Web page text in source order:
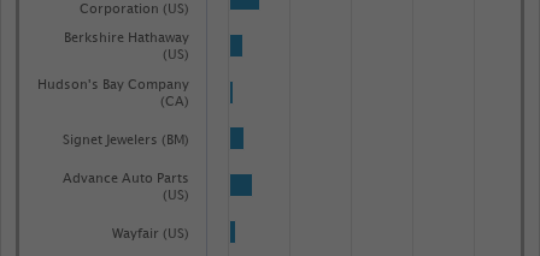
Hudson's Bay Company
(CA)
Wayfair (US)
Corporation (US)
Berkshire Hathaway
(US)
Signet Jewelers (BM)
Advance Auto Parts
(US)